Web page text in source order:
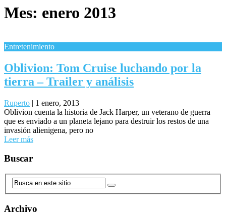
Mes: enero 2013
Entretenimiento
Oblivion: Tom Cruise luchando por la
tierra – Trailer y análisis
Ruperto | 1 enero, 2013
Oblivion cuenta la historia de Jack Harper, un veterano de guerra
que es enviado a un planeta lejano para destruir los restos de una
invasión alienigena, pero no
Leer más
Buscar
Archivo